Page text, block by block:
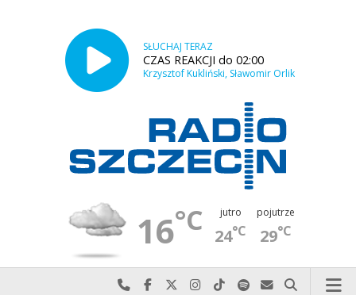
SŁUCHAJ TERAZ
CZAS REAKCJI do 02:00
Krzysztof Kukliński, Sławomir Orlik
16°C jutro
24°C
pojutrze
29°C
Najlepiej po prostu do nas zadzwoń
Odwiedź nas na Facebook-u
Odwiedź nas na X
Odwiedź nas na Instagram-ie
Odwiedź nas na TikTok-u
Szukaj nas na Spotify
Wyślij do nas
Szukaj